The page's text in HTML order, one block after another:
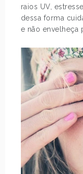
raios UV,
dessa forma
e não envelheça